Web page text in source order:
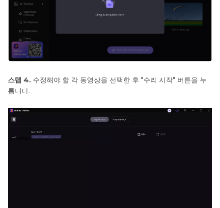
스텝 4. 수정해야 할 각 동영상을 선택한 후 "수리 시작" 버튼을 누
릅니다.